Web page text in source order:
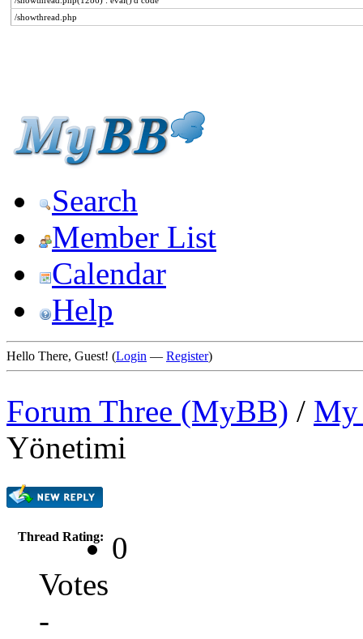
/showthread.php
Search
Member List
Calendar
Help
Hello There, Guest! (Login — Register)
Forum Three (MyBB) / My
Yönetimi
Thread Rating:
0
Votes
-